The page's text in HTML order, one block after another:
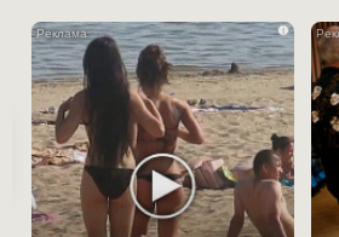
i